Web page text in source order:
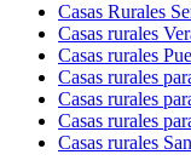
Casas Rurales
Casas rurales
Casas rurales
Casas rurales
Casas rurales
Casas rurales
Casas rurales